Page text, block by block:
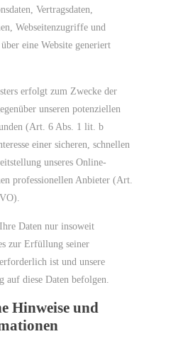
Vertragsdaten,
Webseitenzugriffe und
eine Website generiert
erfolgt zum Zwecke der
unseren potenziellen
(Art. 6 Abs. 1 lit. b
einer sicheren, schnellen
unseres Online-
professionellen Anbieter (Art.
Daten nur insoweit
zur Erfüllung seiner
ist und unsere
auf diese Daten befolgen.
Hinweise und